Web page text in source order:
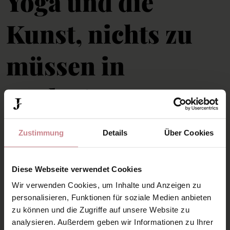
Zustimmung Details Über Cookies
Diese Webseite verwendet Cookies
Wir verwenden Cookies, um Inhalte und Anzeigen zu
personalisieren, Funktionen für soziale Medien anbieten
zu können und die Zugriffe auf unsere Website zu
analysieren. Außerdem geben wir Informationen zu Ihrer
Kunst, nichts zu
müssen in
Jordan’s
Untermühle
Meist passiert es einfach. Man kommt an, legt
die Tasche ab, schaut sich kurz um und merkt,
dass nichts wartet. Kein Termin, kein Plan,